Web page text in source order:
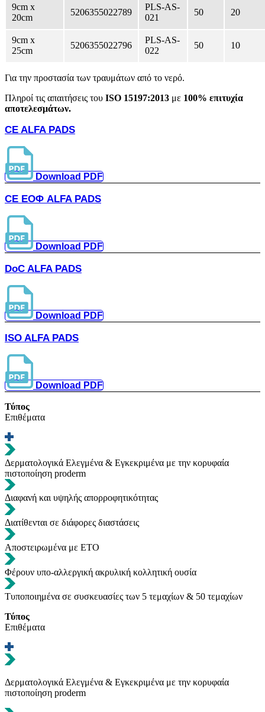
9cm x
20cm
5206355022789
PLS-AS-
021
50 20
9cm x
25cm
5206355022796
PLS-AS-
022
50 10
Για την προστασία των τραυμάτων από το νερό.
Πληροί τις απαιτήσεις του ISO 15197:2013 με 100% επιτυχία
αποτελεσμάτων.
CE ALFA PADS
Download PDF
CE ΕΟΦ ALFA PADS
Download PDF
DoC ALFA PADS
Download PDF
ISO ALFA PADS
Download PDF
Τύπος
Επιθέματα
Δερματολογικά Ελεγμένα & Εγκεκριμένα με την κορυφαία
πιστοποίηση proderm
Διαφανή και υψηλής απορροφητικότητας
Διατίθενται σε διάφορες διαστάσεις
Αποστειρωμένα με ETO
Φέρουν υπο-αλλεργική ακρυλική κολλητική ουσία
Τυποποιημένα σε συσκευασίες των 5 τεμαχίων & 50 τεμαχίων
Τύπος
Επιθέματα
Δερματολογικά Ελεγμένα & Εγκεκριμένα με την κορυφαία
πιστοποίηση proderm